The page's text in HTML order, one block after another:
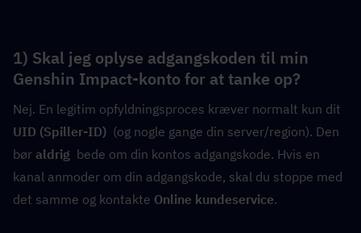
1) Skal jeg oplyse adgangskoden til min
Genshin Impact-konto for at tanke op?
UID (Spiller-ID)
  (og nogle gange din server/region). Den
bør aldrig
  bede om din kontos adgangskode. Hvis en
kanal anmoder om din adgangskode, skal du stoppe med
det samme og kontakte Online kundeservice.